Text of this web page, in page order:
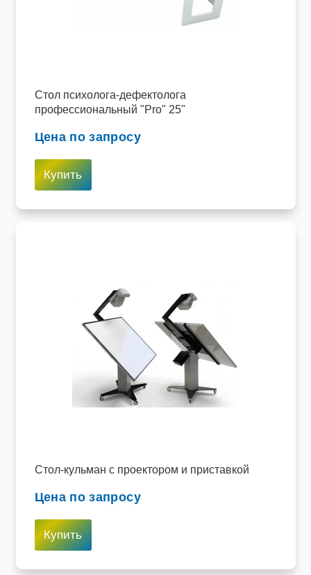
Стол психолога-дефектолога
профессиональный "Pro" 25"
Цена по запросу
Купить
Стол-кульман с проектором и приставкой
Цена по запросу
Купить